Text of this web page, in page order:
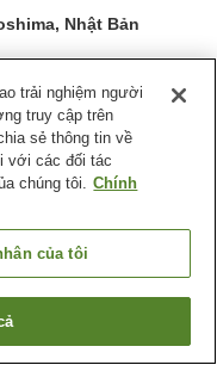
Nhật Bản
Salon
Thành phố Kagoshima
trải nghiệm người
truy cập trên
sẻ thông tin về
với các đối tác
chúng tôi. Chính
của tôi